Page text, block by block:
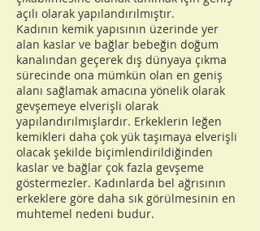
açılı olarak yapılandırılmıştır.
Kadının kemik yapısının üzerinde yer
alan kaslar ve bağlar bebeğin doğum
kanalından geçerek dış dünyaya çıkma
sürecinde ona mümkün olan en geniş
alanı sağlamak amacına yönelik olarak
gevşemeye elverişli olarak
yapılandırılmışlardır. Erkeklerin leğen
kemikleri daha çok yük taşımaya elverişli
olacak şekilde biçimlendirildiğinden
kaslar ve bağlar çok fazla gevşeme
göstermezler. Kadınlarda bel ağrısının
erkeklere göre daha sık görülmesinin en
muhtemel nedeni budur.